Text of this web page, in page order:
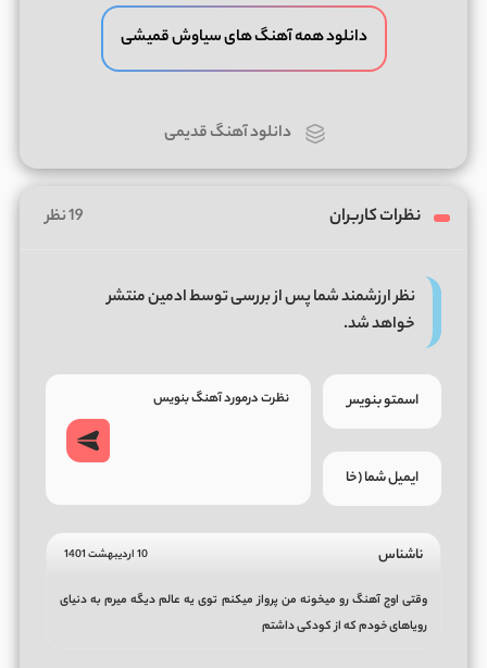
دانلود همه آهنگ های سیاوش قمیشی
دانلود آهنگ قدیمی
نظرات کاربران 19 نظر
نظر ارزشمند شما پس از بررسی توسط ادمین منتشر
خواهد شد.
ناشناس 10 اردیبهشت 1401
وقتی اوج آهنگ رو میخونه من پرواز میکنم توی یه عالم دیگه میرم به دنیای
رویاهای خودم که از کودکی داشتم